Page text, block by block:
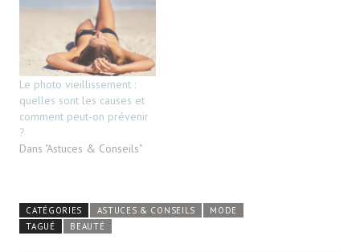
Le photo vieillissement :
quelles sont les causes et
comment peut-on prévenir
?
Dans "Astuces & Conseils"
CATÉGORIES ASTUCES & CONSEILS
MODE
TAGUÉ
BEAUTÉ